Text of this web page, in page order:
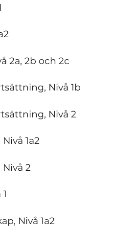
2a, 2b och 2c
Nivå 1b
Nivå 2
1a2
2
Nivå 1a2